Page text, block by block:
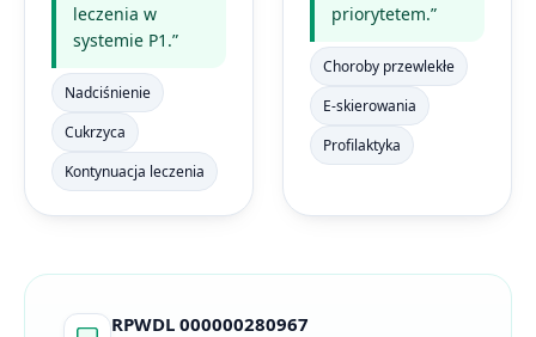
leczenia w
systemie P1.”
Nadciśnienie
Cukrzyca
Kontynuacja leczenia
priorytetem.”
Choroby przewlekłe
E-skierowania
Profilaktyka
RPWDL 000000280967